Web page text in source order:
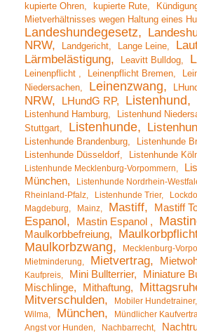
kupierte Ohren
kupierte Rute
Mietverhältnisses wegen Haltung eines
Landeshundegesetz
NRW
Landgericht Lange Leine
Lärmbelästigung
Leavitt Bulldog
Leinenpflicht Leinenpflicht Bremen
Niedersachen
Leinenzwang
NRW
LHundG RP Listenhund
Listenhund Hamburg Listenhund
Stuttgart
Listenhunde
Listenhunde Brandenburg
Listenhunde
Listenhunde Düsseldorf
Listenhunde
Listenhunde Mecklenburg-Vorpommern
München
Listenhunde Nordrhein-
Rheinland-Pfalz
Listenhunde Trier
Magdeburg
Mainz Mastiff Mastiff
Espanol
Mastin Espanol
Maulkorbbefreiung
Maulkorbzwang Mecklenburg-
Mietminderung Mietvertrag
Kaufpreis
Mini Bullterrier
Miniature
Mischlinge
Mithaftung
Mitverschulden
Mobiler Hundetrainer
Wilma
München Mündlicher
Angst vor Hunden
Nachbarrecht